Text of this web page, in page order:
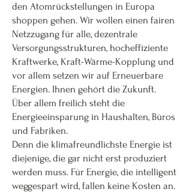
den Atomrückstellungen in Europa
shoppen gehen. Wir wollen einen fairen
Netzzugang für alle, dezentrale
Versorgungsstrukturen, hocheffiziente
Kraftwerke, Kraft-Wärme-Kopplung und
vor allem setzen wir auf Erneuerbare
Energien. Ihnen gehört die Zukunft.
Über allem freilich steht die
Energieeinsparung in Haushalten, Büros
und Fabriken.
Denn die klimafreundlichste Energie ist
diejenige, die gar nicht erst produziert
werden muss. Für Energie, die intelligent
weggespart wird, fallen keine Kosten an.